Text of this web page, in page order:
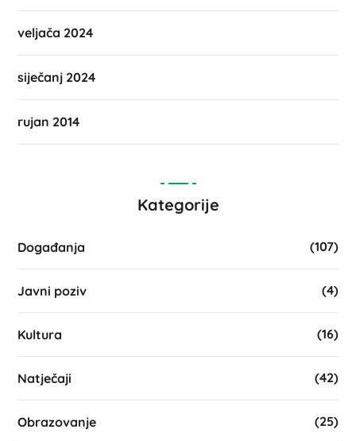
veljača 2024
siječanj 2024
rujan 2014
Kategorije
Događanja (107)
Javni poziv (4)
Kultura (16)
Natječaji (42)
Obrazovanje (25)